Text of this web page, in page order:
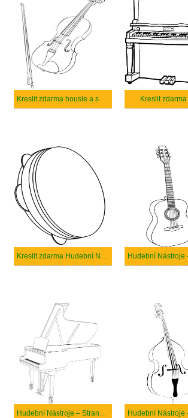
Kreslit zdarma housle a smyčec Kreslit
Kreslit zdarma Hudební Nástroje
Hudební Nástroje – Strana 16